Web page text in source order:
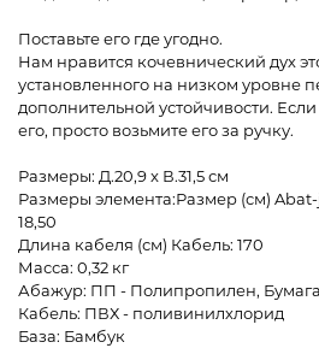
Поставьте его где угодно.
Нам нравится кочевнический дух
установленного на низком уровне
дополнительной устойчивости.
его, просто возьмите его за ручку.
Размеры: Д.20,9 x В.31,5 см
Размеры элемента:Размер (см) Abat-
18,50
Длина кабеля (см) Кабель: 170
Масса: 0,32 кг
Абажур: ПП - Полипропилен, Бумага
Кабель: ПВХ - поливинилхлорид
База: Бамбук